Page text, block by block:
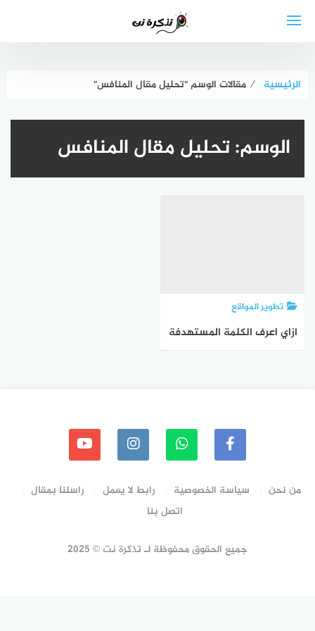
الرئيسية ⁄ مقالات الوسم "تحليل مقال المنافس"
الوسم:تحليل مقال المنافس
تطوير المواقع
ازاي اعرف الكلمة المستهدفة
من نحن سياسة الخصوصية رابط لا يعمل
راسلنا بمقال
اتصل بنا
جميع الحقوق محفوظة لـ تذكرة نت © 2025